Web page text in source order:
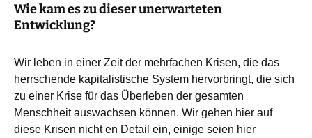
Wie kam es zu dieser unerwarteten
Entwicklung?
Wir leben in einer Zeit der mehrfachen Krisen, die das
herrschende kapitalistische System hervorbringt, die sich
zu einer Krise für das Überleben der gesamten
Menschheit auswachsen können. Wir gehen hier auf
diese Krisen nicht en Detail ein, einige seien hier